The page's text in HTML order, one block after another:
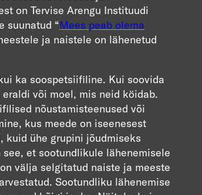
on Tervise Arengu Instituudi
suunatud “Mees peab olema
ja naistele on lähenetud
ka soospetsiifiline. Kui soovida
või moel, mis neid köidab.
nõustamisteenused või
kus meede on iseenesest
kuid ühe grupini jõudmiseks
et sootundlikule lähenemisele
välja selgitatud naiste ja meeste
Sootundliku lähenemise